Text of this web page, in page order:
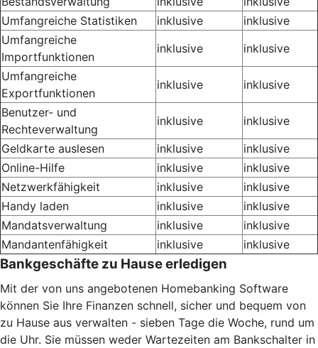
Umfangreiche Statistiken
inklusive
inklusive
Umfangreiche
Importfunktionen
inklusive
inklusive
Umfangreiche
Exportfunktionen
inklusive
inklusive
Benutzer- und
Rechteverwaltung
inklusive
inklusive
Geldkarte auslesen
inklusive
inklusive
Online-Hilfe
inklusive
inklusive
Netzwerkfähigkeit
inklusive
inklusive
Handy laden
inklusive
inklusive
Mandatsverwaltung
inklusive
inklusive
Mandantenfähigkeit
inklusive inklusive
Bankgeschäfte zu Hause erledigen
Mit der von uns angebotenen Homebanking Software
können Sie Ihre Finanzen schnell, sicher und bequem von
zu Hause aus verwalten - sieben Tage die Woche, rund um
die Uhr. Sie müssen weder Wartezeiten am Bankschalter in